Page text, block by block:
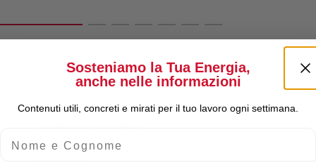
Sosteniamo la Tua Energia,
anche nelle informazioni
Contenuti utili, concreti e mirati per il tuo lavoro ogni settimana.